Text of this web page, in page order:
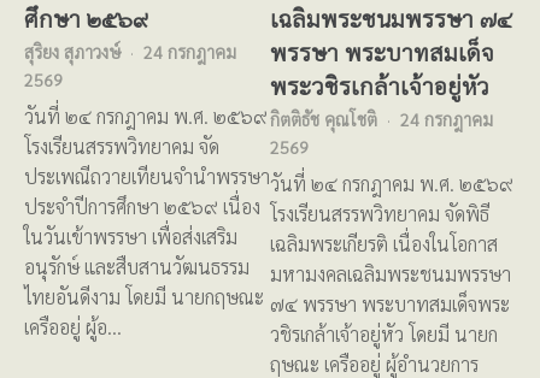
ศึกษา ๒๕๖๙
สุริยง สุภาวงษ์
24 กรกฎาคม
2569
วันที่ ๒๔ กรกฎาคม พ.ศ. ๒๕๖๙
โรงเรียนสรรพวิทยาคม จัด
ประเพณีถวายเทียนจำนำพรรษา
ประจำปีการศึกษา ๒๕๖๙ เนื่อง
ในวันเข้าพรรษา เพื่อส่งเสริม
อนุรักษ์ และสืบสานวัฒนธรรม
ไทยอันดีงาม โดยมี นายกฤษณะ
เครืออยู่ ผู้อ…
เฉลิมพระชนมพรรษา ๗๔
พรรษา พระบาทสมเด็จ
พระวชิรเกล้าเจ้าอยู่หัว
กิตติธัช คุณโชติ
24 กรกฎาคม
2569
วันที่ ๒๔ กรกฎาคม พ.ศ. ๒๕๖๙
โรงเรียนสรรพวิทยาคม จัดพิธี
เฉลิมพระเกียรติ เนื่องในโอกาส
มหามงคลเฉลิมพระชนมพรรษา
๗๔ พรรษา พระบาทสมเด็จพระ
วชิรเกล้าเจ้าอยู่หัว โดยมี นายก
ฤษณะ เครืออยู่ ผู้อำนวยการ